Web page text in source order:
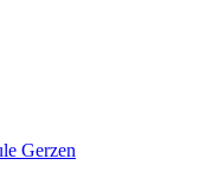
Gerzen